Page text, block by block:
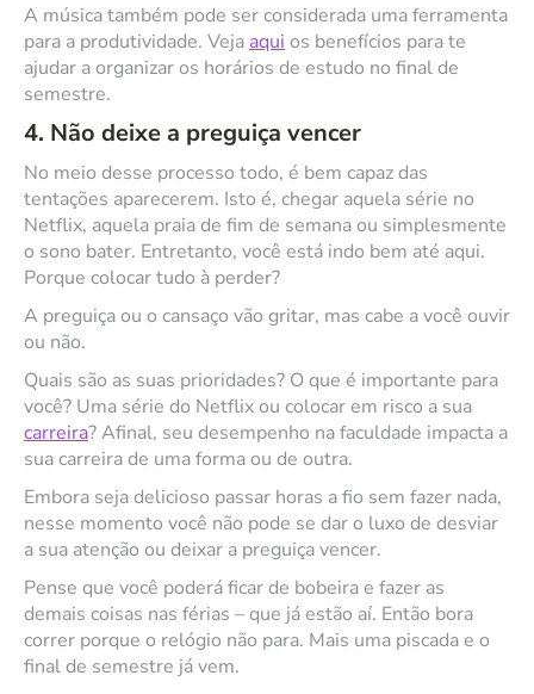
A música também pode ser considerada uma ferramenta
para a produtividade. Veja aqui os benefícios para te
ajudar a organizar os horários de estudo no final de
semestre.
4. Não deixe a preguiça vencer
No meio desse processo todo, é bem capaz das
tentações aparecerem. Isto é, chegar aquela série no
Netflix, aquela praia de fim de semana ou simplesmente
o sono bater. Entretanto, você está indo bem até aqui.
Porque colocar tudo à perder?
A preguiça ou o cansaço vão gritar, mas cabe a você ouvir
ou não.
Quais são as suas prioridades? O que é importante para
você? Uma série do Netflix ou colocar em risco a sua
carreira? Afinal, seu desempenho na faculdade impacta a
sua carreira de uma forma ou de outra.
Embora seja delicioso passar horas a fio sem fazer nada,
nesse momento você não pode se dar o luxo de desviar
a sua atenção ou deixar a preguiça vencer.
Pense que você poderá ficar de bobeira e fazer as
demais coisas nas férias – que já estão aí. Então bora
correr porque o relógio não para. Mais uma piscada e o
final de semestre já vem.